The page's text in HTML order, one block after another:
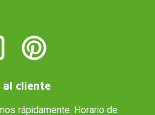
cliente
rápidamente. Horario de